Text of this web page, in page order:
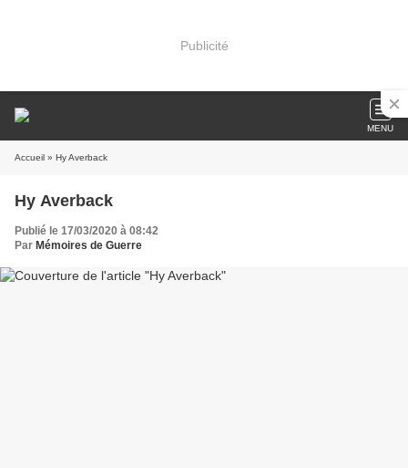
Publicité
MENU
Accueil » Hy Averback
Hy Averback
Publié le 17/03/2020 à 08:42
Par Mémoires de Guerre